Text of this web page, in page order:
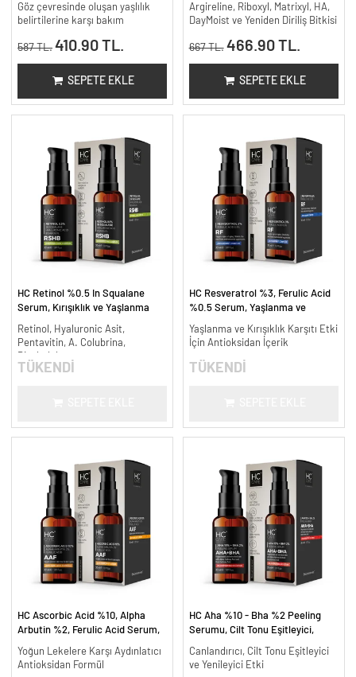
Göz çevresinde oluşan yaşlılık
belirtilerine karşı bakım
587 TL. 410.90 TL.
SEPETE EKLE
Argireline, Riboxyl, Matrixyl, HA,
DayMoist ve Yeniden Diriliş Bitkisi
667 TL. 466.90 TL.
SEPETE EKLE
HC Retinol %0.5 In Squalane
Serum, Kırışıklık ve Yaşlanma
Retinol, Hyaluronic Asit,
Pentavitin, A. Colubrina,
TÜKENDİ
HC Resveratrol %3, Ferulic Acid
%0.5 Serum, Yaşlanma ve
Yaşlanma ve Kırışıklık Karşıtı Etki
İçin Antioksidan İçerik
TÜKENDİ
HC Ascorbic Acid %10, Alpha
Arbutin %2, Ferulic Acid Serum,
ml.
Yoğun Lekelere Karşı Aydınlatıcı
Antioksidan Formül
HC Aha %10 - Bha %2 Peeling
Serumu, Cilt Tonu Eşitleyici,
Canlandırıcı, Cilt Tonu Eşitleyici
ve Yenileyici Etki